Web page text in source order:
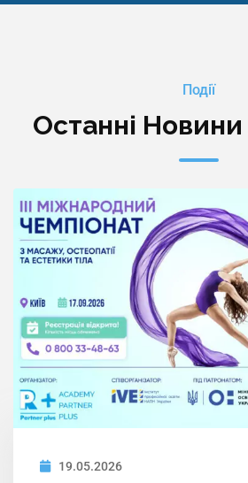
Події
Останні Новини
19.05.2026